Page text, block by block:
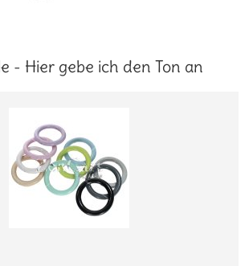
- Hier gebe ich den Ton an